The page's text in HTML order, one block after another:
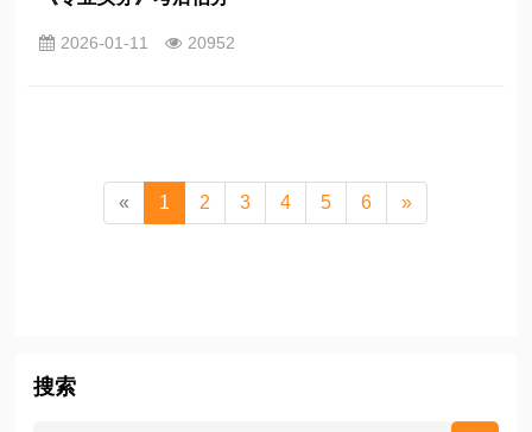
2026-01-11 20952
« 1 2 3 4 5 6 »
搜索